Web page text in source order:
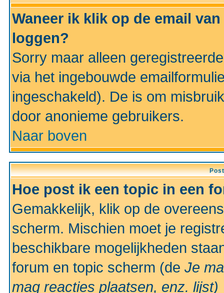
Waneer ik klik op de email
loggen?
Sorry maar alleen
via het ingebouwde
ingeschakeld). De is om
door anonieme gebruikers.
Naar boven
Hoe post ik een topic in een
Gemakkelijk, klik op de
scherm. Mischien moet je
beschikbare mogelijkheden
forum en topic scherm (de Je
mag reacties plaatsen, enz. lijst)